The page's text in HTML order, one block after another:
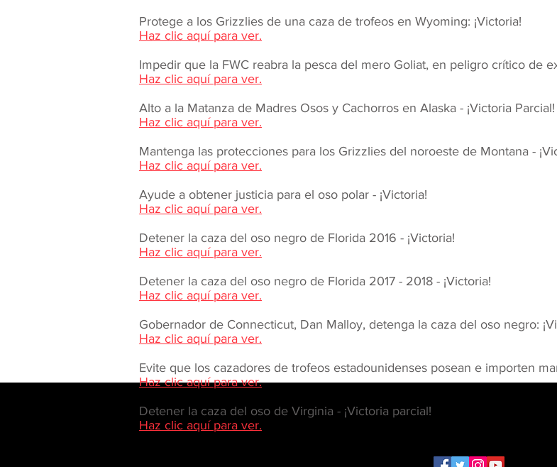
Protege a los Grizzlies de una caza de trofeos en Wyoming: ¡Victoria!
Haz clic aquí para ver.
Impedir que la FWC reabra la pesca del mero Goliat, en peligro crítico de
Haz clic aquí para ver.
Alto a la Matanza de Madres Osos y Cachorros en Alaska - ¡Victoria Parcial!
Haz clic aquí para ver.
Mantenga las protecciones para los Grizzlies del noroeste de Montana -
Haz clic aquí para ver.
Ayude a obtener justicia para el oso polar - ¡Victoria!
Haz clic aquí para ver.
Detener la caza del oso negro de Florida 2016 - ¡Victoria!
Haz clic aquí para ver.
Detener la caza del oso negro de Florida 2017 - 2018 - ¡Victoria!
Haz clic aquí para ver.
Gobernador de Connecticut, Dan Malloy, detenga la caza del oso negro:
Haz clic aquí para ver.
Evite que los cazadores de trofeos estadounidenses posean e importen
Haz clic aquí para ver.
Detener la caza del oso de Virginia - ¡Victoria parcial!
Haz clic aquí para ver.